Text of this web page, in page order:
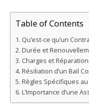
Table of Contents
Qu’est-ce qu’un
Durée et
Charges et
Résiliation d’un Bail
Règles Spécifiques
L’Importance d’une